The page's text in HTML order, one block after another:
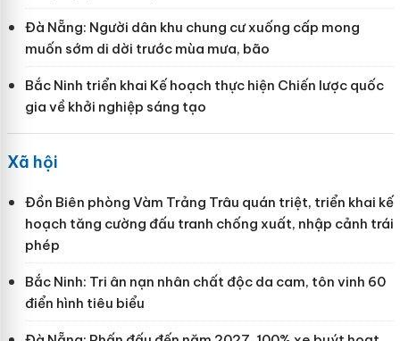
Đà Nẵng: Người dân khu chung cư xuống cấp mong
muốn sớm di dời trước mùa mưa, bão
Bắc Ninh triển khai Kế hoạch thực hiện Chiến lược quốc
gia về khởi nghiệp sáng tạo
Xã hội
Đồn Biên phòng Vàm Trảng Trâu quán triệt, triển khai kế
hoạch tăng cường đấu tranh chống xuất, nhập cảnh trái
phép
Bắc Ninh: Tri ân nạn nhân chất độc da cam, tôn vinh 60
điển hình tiêu biểu